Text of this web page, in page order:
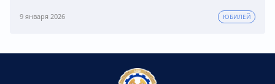
9 января 2026 ЮБИЛЕЙ